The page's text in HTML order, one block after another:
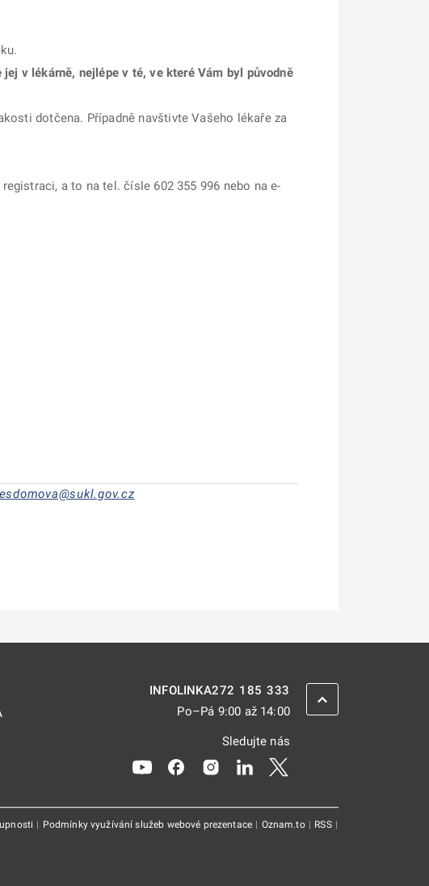
v lékárně, nejlépe v té, ve které Vám byl původně
dotčena. Případně navštivte Vašeho lékaře za
a to na tel. čísle 602 355 996 nebo na e-
INFOLINKA272 185 333
Po–Pá 9:00 až 14:00
Sledujte nás
Odkaz se otevře na nové kartě
Odkaz se otevře na nové kartě
Odkaz se otevře na nové kartě
Odkaz se otevře na nové
| Podmínky využívání služeb webové prezentace | Oznam.to | RSS |
ZPĚT NAHORU